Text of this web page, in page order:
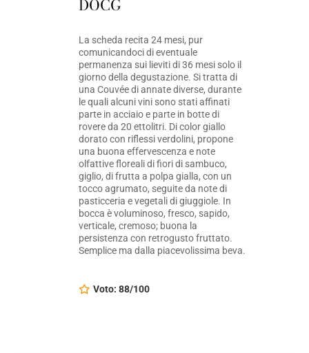
DOCG
La scheda recita 24 mesi, pur
comunicandoci di eventuale
permanenza sui lieviti di 36 mesi solo il
giorno della degustazione. Si tratta di
una Couvée di annate diverse, durante
le quali alcuni vini sono stati affinati
parte in acciaio e parte in botte di
rovere da 20 ettolitri. Di color giallo
dorato con riflessi verdolini, propone
una buona effervescenza e note
olfattive floreali di fiori di sambuco,
giglio, di frutta a polpa gialla, con un
tocco agrumato, seguite da note di
pasticceria e vegetali di giuggiole. In
bocca è voluminoso, fresco, sapido,
verticale, cremoso; buona la
persistenza con retrogusto fruttato.
Semplice ma dalla piacevolissima beva.
Voto: 88/100